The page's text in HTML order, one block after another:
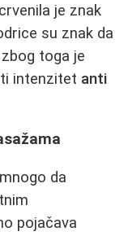
je znak
su znak da
toga je
intenzitet anti
da
pojačava